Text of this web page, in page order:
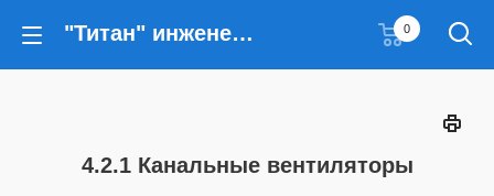
"Титан" инженерные решения 0
4.2.1 Канальные вентиляторы